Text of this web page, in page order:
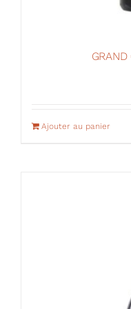
Ajouter au panier